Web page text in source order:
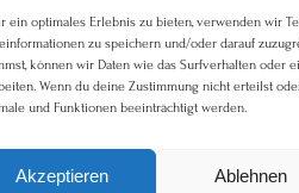
ein optimales Erlebnis zu bieten, verwenden wir
zu speichern und/oder darauf
können wir Daten wie das Surfverhalten oder
Wenn du deine Zustimmung nicht erteilst
und Funktionen beeinträchtigt werden.
Akzeptieren Ablehnen